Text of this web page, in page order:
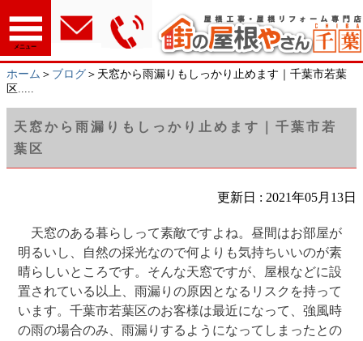
メニュー
ホーム ＞ ブログ ＞天窓から雨漏りもしっかり止めます｜千葉市若葉
区.....
天窓から雨漏りもしっかり止めます｜千葉市若
葉区
更新日 : 2021年05月13日
天窓のある暮らしって素敵ですよね。昼間はお部屋が
明るいし、自然の採光なので何よりも気持ちいいのが素
晴らしいところです。そんな天窓ですが、屋根などに設
置されている以上、雨漏りの原因となるリスクを持って
います。千葉市若葉区のお客様は最近になって、強風時
の雨の場合のみ、雨漏りするようになってしまったとの